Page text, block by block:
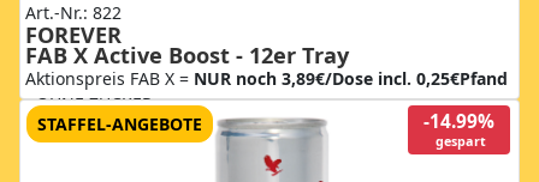
Art.-Nr.: 822
FOREVER
FAB X Active Boost - 12er Tray
Aktionspreis FAB X = NUR noch 3,89€/Dose incl. 0,25€Pfand
- OHNE ZUCKER
-14.99%
gespart
STAFFEL-ANGEBOTE